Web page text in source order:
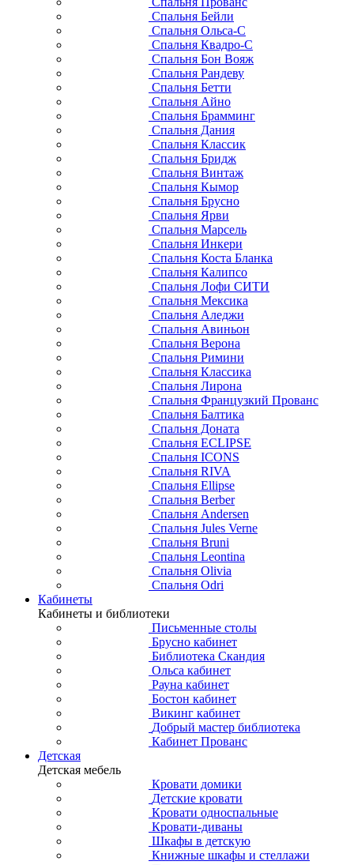
Спальня Бейли
Спальня Ольса-С
Спальня Квадро-С
Спальня Бон Вояж
Спальня Рандеву
Спальня Бетти
Спальня Айно
Спальня Брамминг
Спальня Дания
Спальня Классик
Спальня Бридж
Спальня Винтаж
Спальня Кымор
Спальня Брусно
Спальня Ярви
Спальня Марсель
Спальня Инкери
Спальня Коста Бланка
Спальня Калипсо
Спальня Лофи СИТИ
Спальня Мексика
Спальня Аледжи
Спальня Авиньон
Спальня Верона
Спальня Римини
Спальня Классика
Спальня Лирона
Спальня Французкий Прованс
Спальня Балтика
Спальня Доната
Спальня ECLIPSE
Спальня ICONS
Спальня RIVA
Спальня Ellipse
Спальня Berber
Спальня Andersen
Спальня Jules Verne
Спальня Bruni
Спальня Leontina
Спальня Olivia
Спальня Odri
Кабинеты
Кабинеты и библиотеки
Письменные столы
Брусно кабинет
Библиотека Скандия
Ольса кабинет
Рауна кабинет
Бостон кабинет
Викинг кабинет
Добрый мастер библиотека
Кабинет Прованс
Детская
Детская мебель
Кровати домики
Детские кровати
Кровати односпальные
Кровати-диваны
Шкафы в детскую
Книжные шкафы и стеллажи